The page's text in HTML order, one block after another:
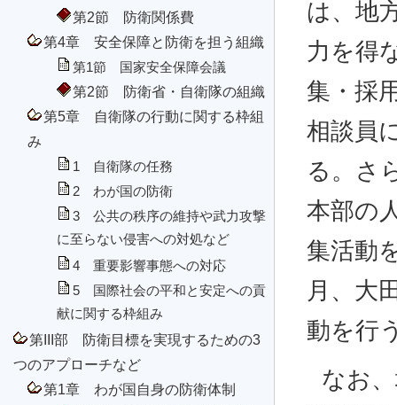
第2節 防衛関係費
第4章 安全保障と防衛を担う組織
第1節 国家安全保障会議
第2節 防衛省・自衛隊の組織
第5章 自衛隊の行動に関する枠組
み
1 自衛隊の任務
2 わが国の防衛
3 公共の秩序の維持や武力攻撃
に至らない侵害への対処など
4 重要影響事態への対応
5 国際社会の平和と安定への貢
献に関する枠組み
第III部 防衛目標を実現するための3
つのアプローチなど
第1章 わが国自身の防衛体制
は、地
力を得
集・採
相談員
る。さ
本部の
集活動
月、大
動を行
なお